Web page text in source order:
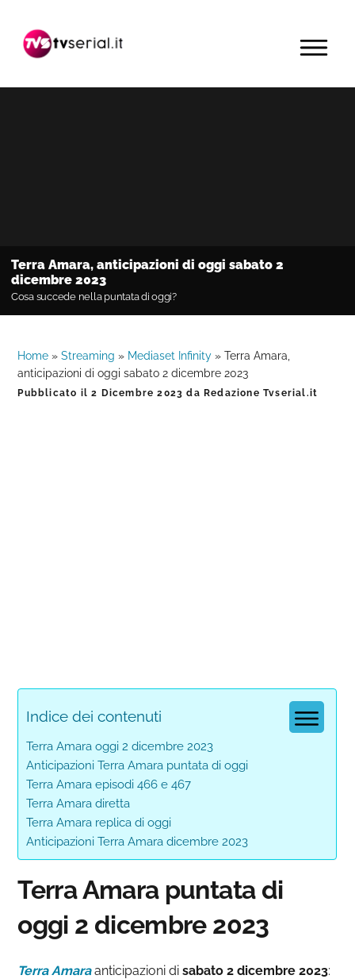
navigazione
contenuto
barra
primaria
MENU
Terra Amara, anticipazioni di oggi sabato 2
dicembre 2023
Cosa succede nella puntata di oggi?
Home »Streaming » Mediaset Infinity »Terra Amara,
anticipazioni di oggi sabato 2 dicembre 2023
Pubblicato il2 Dicembre 2023 da Redazione Tvserial.it
Indice dei contenuti
Terra Amara oggi 2 dicembre 2023
Anticipazioni Terra Amara puntata di oggi
Terra Amara episodi 466 e 467
Terra Amara diretta
Terra Amara replica di oggi
Anticipazioni Terra Amara dicembre 2023
Terra Amara puntata di
oggi 2 dicembre 2023
Terra Amaraanticipazioni di sabato 2 dicembre 2023: